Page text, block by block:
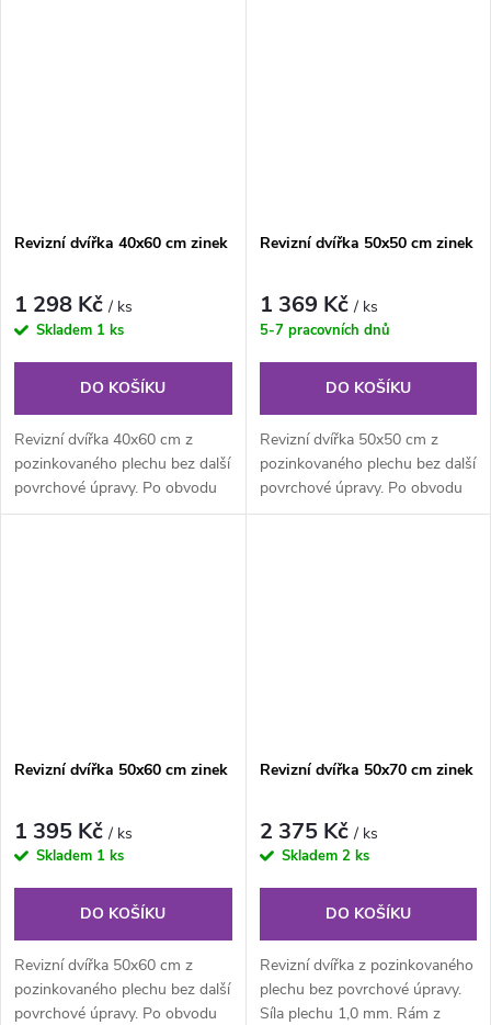
Revizní dvířka 40x60 cm zinek
1 298 Kč/ ks
Skladem 1 ks
DO KOŠÍKU
Revizní dvířka 40x60 cm z
pozinkovaného plechu bez další
povrchové úpravy. Po obvodu
rámu jsou z vnitřní části...
Revizní dvířka 50x50 cm zinek
1 369 Kč/ ks
5-7 pracovních dnů
DO KOŠÍKU
Revizní dvířka 50x50 cm z
pozinkovaného plechu bez další
povrchové úpravy. Po obvodu
rámu jsou z vnitřní části...
Revizní dvířka 50x60 cm zinek
1 395 Kč/ ks
Skladem 1 ks
DO KOŠÍKU
Revizní dvířka 50x60 cm z
pozinkovaného plechu bez další
povrchové úpravy. Po obvodu
Revizní dvířka 50x70 cm zinek
2 375 Kč/ ks
Skladem 2 ks
DO KOŠÍKU
Revizní dvířka z pozinkovaného
plechu bez povrchové úpravy.
Síla plechu 1,0 mm. Rám z